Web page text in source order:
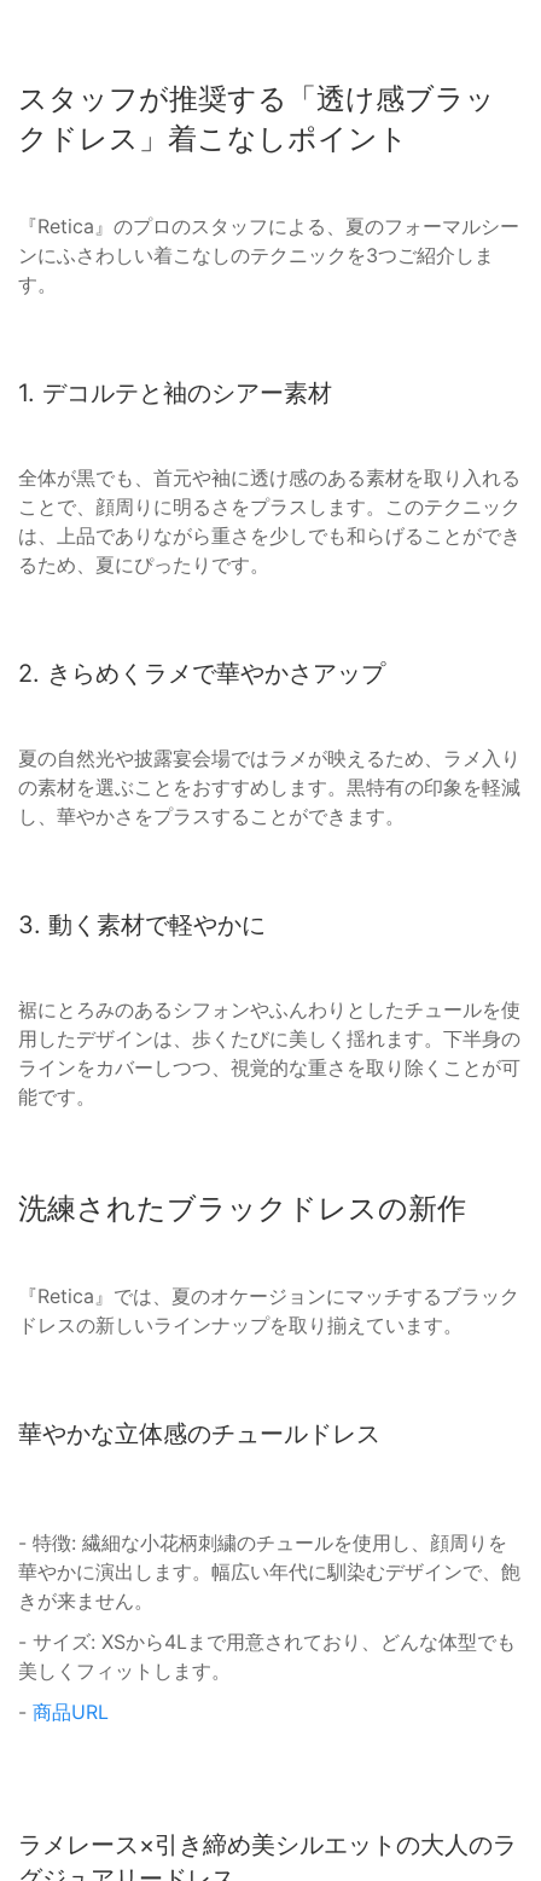
スタッフが推奨する「透け感ブラッ
クドレス」着こなしポイント
『Retica』のプロのスタッフによる、夏のフォーマルシー
ンにふさわしい着こなしのテクニックを3つご紹介しま
す。
1. デコルテと袖のシアー素材
全体が黒でも、首元や袖に透け感のある素材を取り入れる
ことで、顔周りに明るさをプラスします。このテクニック
は、上品でありながら重さを少しでも和らげることができ
るため、夏にぴったりです。
2. きらめくラメで華やかさアップ
夏の自然光や披露宴会場ではラメが映えるため、ラメ入り
の素材を選ぶことをおすすめします。黒特有の印象を軽減
し、華やかさをプラスすることができます。
3. 動く素材で軽やかに
裾にとろみのあるシフォンやふんわりとしたチュールを使
用したデザインは、歩くたびに美しく揺れます。下半身の
ラインをカバーしつつ、視覚的な重さを取り除くことが可
能です。
洗練されたブラックドレスの新作
『Retica』では、夏のオケージョンにマッチするブラック
ドレスの新しいラインナップを取り揃えています。
華やかな立体感のチュールドレス
- 特徴: 繊細な小花柄刺繍のチュールを使用し、顔周りを
華やかに演出します。幅広い年代に馴染むデザインで、飽
きが来ません。
- サイズ: XSから4Lまで用意されており、どんな体型でも
美しくフィットします。
- 商品URL
ラメレース×引き締め美シルエットの大人のラ